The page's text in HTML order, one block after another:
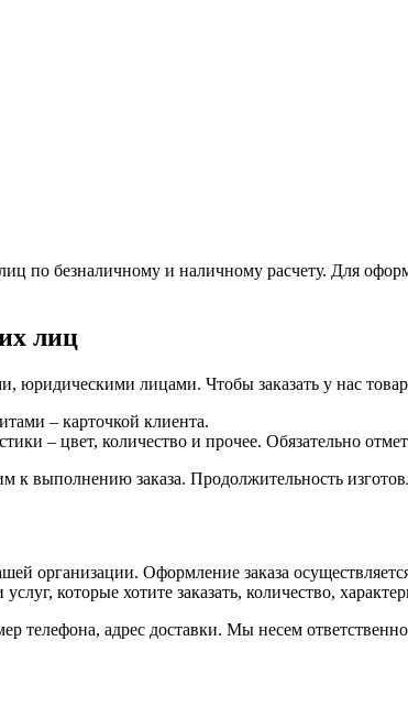
по безналичному и наличному расчету. Для
лиц
лицами. Чтобы заказать у нас
– карточкой клиента.
– цвет, количество и прочее. Обязательно
выполнению заказа. Продолжительность
организации. Оформление заказа
которые хотите заказать, количество,
телефона, адрес доставки. Мы несем